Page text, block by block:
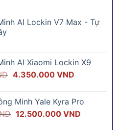
7.830.000 VND. là:
AI Lockin V7 Max - Tự
AI Xiaomi Lockin X9
Giá
5.500.000 VND.
4.350.000 VNDGiá
là:
4.350.000
Minh Yale Kyra Pro
Giá
12.500.000 VNDGiá